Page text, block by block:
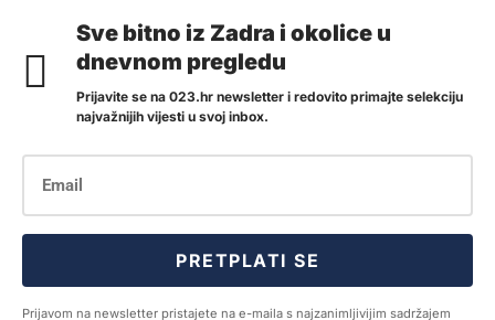
Sve bitno iz Zadra i okolice u
dnevnom pregledu
Prijavite se na 023.hr newsletter i redovito primajte selekciju
najvažnijih vijesti u svoj inbox.
PRETPLATI SE
Prijavom na newsletter pristajete na e-maila s najzanimljivijim sadržajem